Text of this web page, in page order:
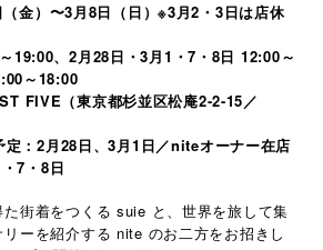
金）〜3月8日（日）※3月2・3日は店休
19:00、2月28日・3月1・7・8日 12:00～
～18:00
FIVE（東京都杉並区松庵2-2-15／
：2月28日、3月1日／niteオーナー在店
7・8日
街着をつくる suie と、世界を旅して集
ーを紹介する nite のお二方をお招きし